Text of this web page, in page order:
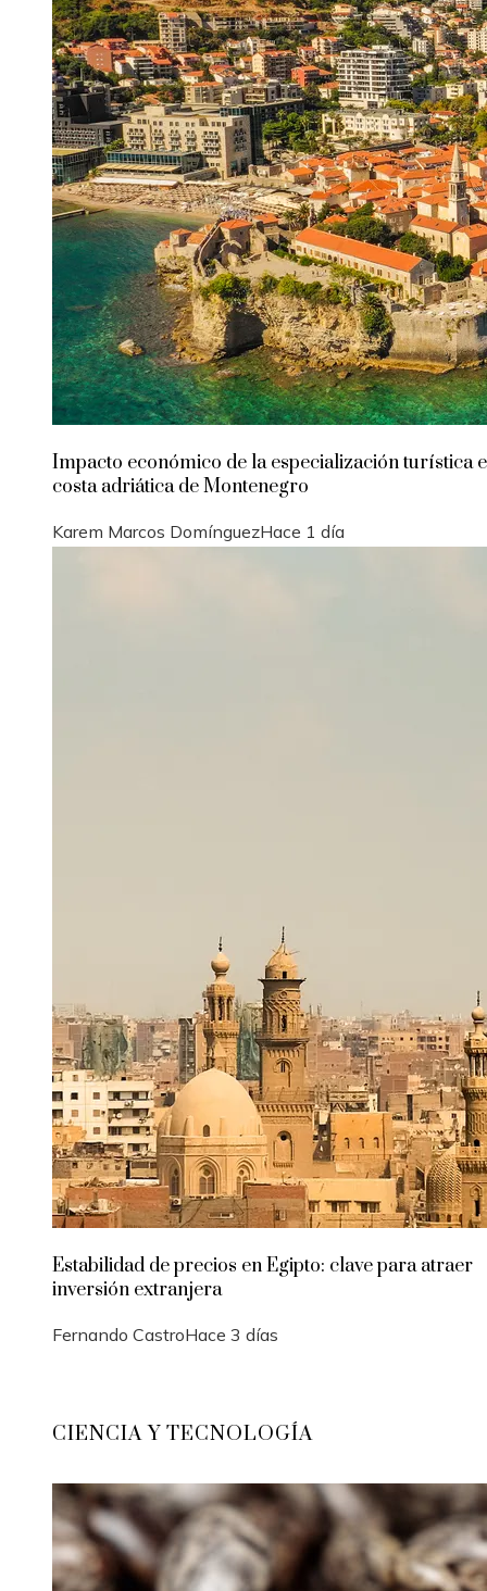
Impacto económico de la especialización turística
costa adriática de Montenegro
Karem Marcos DomínguezHace 1 día
Estabilidad de precios en Egipto: clave para atraer
inversión extranjera
Fernando CastroHace 3 días
CIENCIA Y TECNOLOGÍA